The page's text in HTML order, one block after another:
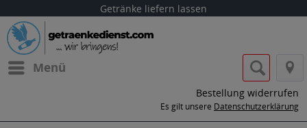
Getränke liefern lassen
Menü
Bestellung widerrufen
Es gilt unsere Datenschutzerklärung